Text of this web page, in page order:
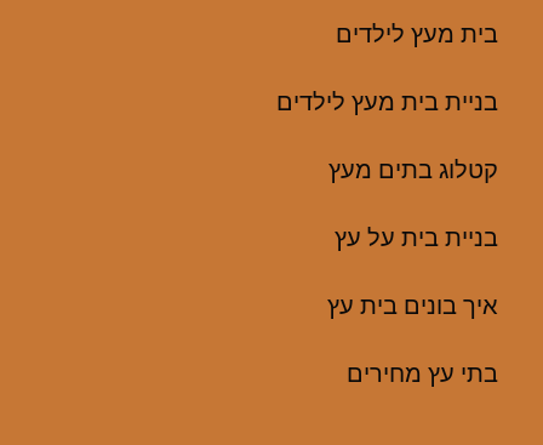
בית מעץ לילדים
בניית בית מעץ לילדים
קטלוג בתים מעץ
בניית בית על עץ
איך בונים בית עץ
בתי עץ מחירים